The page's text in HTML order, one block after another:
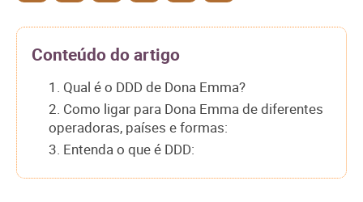
Conteúdo do artigo
1. Qual é o DDD de Dona Emma?
2. Como ligar para Dona Emma de diferentes
operadoras, países e formas:
3. Entenda o que é DDD: